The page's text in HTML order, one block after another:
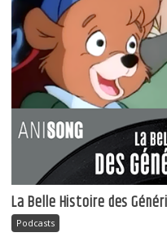
La Belle Histoire des
Podcasts